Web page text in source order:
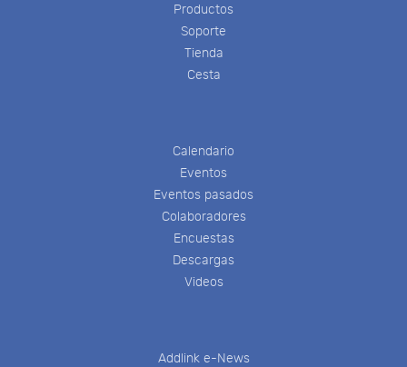
Productos
Soporte
Tienda
Cesta
Calendario
Eventos
Eventos pasados
Colaboradores
Encuestas
Descargas
Videos
Addlink e-News